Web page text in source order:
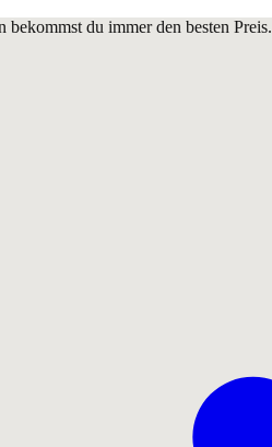
du immer den besten Preis.